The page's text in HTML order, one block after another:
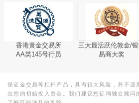
香港黄金交易所
AA类145号行员
三大最活跃伦敦金/
易商大奖
保证金交易等杠杆产品，具有很大风险，并不适
出您的初始投入资金。我们建议您征询独立顾问